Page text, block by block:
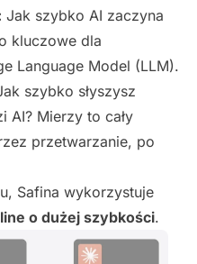
Jak szybko AI zaczyna
kluczowe dla
Language Model (LLM).
szybko słyszysz
AI? Mierzy to cały
przetwarzanie, po
Safina wykorzystuje
o dużej szybkości.